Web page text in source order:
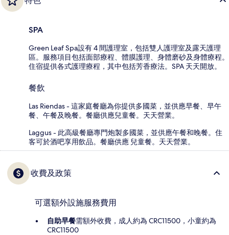
SPA
Green Leaf Spa設有 4 間護理室，包括雙人護理室及露天護理
區。服務項目包括面部療程、體膜護理、身體磨砂及身體療程。
住宿提供各式護理療程，其中包括芳香療法。SPA 天天開放。
餐飲
Las Riendas - 這家庭餐廳為你提供多國菜，並供應早餐、早午
餐、午餐及晚餐。餐廳供應兒童餐。天天營業。
Laggus - 此高級餐廳專門炮製多國菜，並供應午餐和晚餐。住
客可於酒吧享用飲品。餐廳供應 兒童餐。天天營業。
收費及政策
可選額外設施服務費用
自助早餐需額外收費，成人約為 CRC11500，小童約為
CRC11500